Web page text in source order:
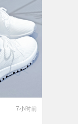
收藏
7小时前